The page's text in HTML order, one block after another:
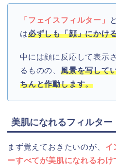
「フェイスフィルター」
は必ずしも「顔」にかけ
中には顔に反応して表示
るものの、 風景を写して
ちんと作動します。
美肌になれるフィルタ
まず覚えておきたいのが、 イ
ーすべてが美肌になれるわけ